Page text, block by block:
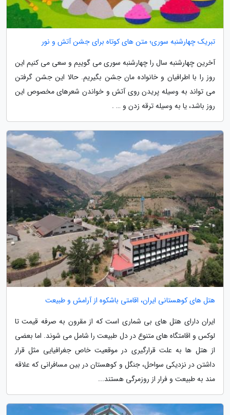
تبریک چهارشنبه سوری؛ متن های کوتاه برای جشن آتش و نور
آخرین چهارشنبه سال را چهارشنبه سوری می گوییم و سعی می کنیم این
روز را با اطرافیان و خانواده مان جشن بگیریم. حالا این جشن گرفتن
می تواند به وسیله پریدن روی آتش و خواندن شعرهای مخصوص این
روز باشد، یا به وسیله ترقه زدن و … .
هتل های کوهستانی ایران، اقامتی باشکوه از آرامش و طبیعت
ایران دارای هتل های بی شماری است که از مقرون به صرفه قیمت تا
لوکس و اقامتگاه های متنوع در دل طبیعت را شامل می شوند. اما بعضی
از هتل ها به علت قرارگیری در موقعیت خاص جغرافیایی مثل قرار
داشتن در نزدیکی سواحل، جنگل و کوهستان در بین مسافرانی که علاقه
مند به طبیعت و فرار از روزمرگی هستند...